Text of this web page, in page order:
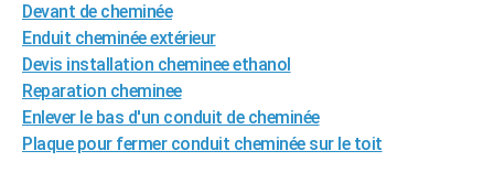
Destinations
City break
Voyage nature
Voyage de noces
Forum
Climat
+PHOTO
GUIDES D'ACHAT
BONS PLANS
CARTE DE VOEUX
Devant de cheminée
Enduit cheminée extérieur
Devis installation cheminee ethanol
Reparation cheminee
Enlever le bas d'un conduit de cheminée
Plaque pour fermer conduit cheminée sur le toit